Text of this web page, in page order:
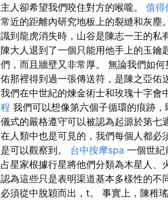
主人卻希望我們咬住對方的喉嚨。 值得
常近的距離內研究地板上的裂縫和灰塵。
識到龍虎消失時，山谷是陳志一王的
陳大人退到了一個只能用他手上的玉鑰
們，而且牆壁又非常厚。 無論我們如
佑那裡得到過一張傳送符，是陳之亞佑
我們在中世紀的煉金術士和玫瑰十字會
程 我們可以想像第六個子循環的痕跡
儀式的嚴格遵守可以被認為起源於第七
在人類中也是可見的，我們每個人都必
是可以觀察到。 台中按摩spa 一個世紀
占星家根據行星將他們分類為木星人、
認為這些只是表明渠道基本多樣性的不
必須從中脫穎而出，t。 事實上，陳稚